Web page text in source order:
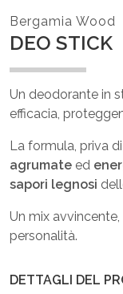
Bergamia Wood
DEO STICK
Un deodorante in
efficacia,
La formula, priva
agrumate ed
sapori legnosi
Un mix
personalità.
DETTAGLI DEL